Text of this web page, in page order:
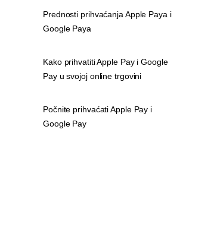
Prednosti prihvaćanja Apple Paya i
Google Paya
Kako prihvatiti Apple Pay i Google
Pay u svojoj online trgovini
Počnite prihvaćati Apple Pay i
Google Pay